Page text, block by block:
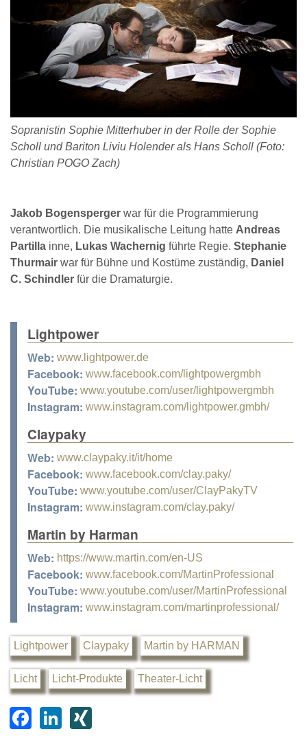
Sopranistin Sophie Mitterhuber in der Rolle der Sophie
Scholl und Bariton Liviu Holender als Hans Scholl (Foto:
Christian POGO Zach)
Jakob Bogensperger war für die Programmierung
verantwortlich. Die musikalische Leitung hatte Andreas
Partilla inne, Lukas Wachernig führte Regie. Stephanie
Thurmair war für Bühne und Kostüme zuständig, Daniel
C. Schindler für die Dramaturgie.
Lightpower
Web: www.lightpower.de
Facebook: www.facebook.com/lightpowergmbh
YouTube: www.youtube.com/user/lightpowergmbh
Instagram: www.instagram.com/lightpower.gmbh/
Claypaky
Web: www.claypaky.it/it/home
Facebook: www.facebook.com/clay.paky/
YouTube: www.youtube.com/user/ClayPakyTV
Instagram: www.instagram.com/clay.paky/
Martin by Harman
Web: https://www.martin.com/en-US
Facebook: www.facebook.com/MartinProfessional
YouTube: www.youtube.com/user/MartinProfessional
Instagram: www.instagram.com/martinprofessional/
Lightpower Claypaky Martin by HARMAN
Licht Licht-Produkte Theater-Licht
F
Li